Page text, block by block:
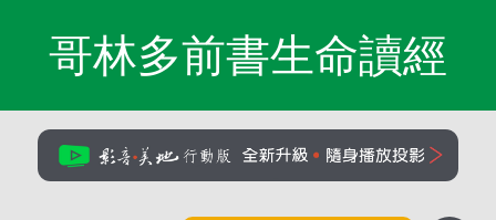
哥林多前書生命讀經